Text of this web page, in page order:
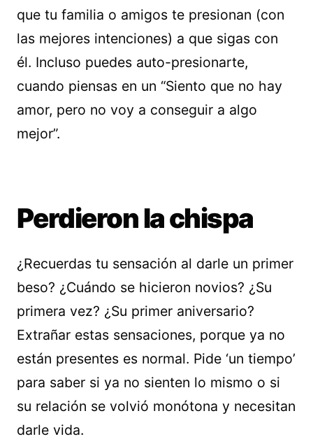
que tu familia o amigos te presionan (con
las mejores intenciones) a que sigas con
él. Incluso puedes auto-presionarte,
cuando piensas en un “Siento que no hay
amor, pero no voy a conseguir a algo
mejor”.
Perdieron la chispa
¿Recuerdas tu sensación al darle un primer
beso? ¿Cuándo se hicieron novios? ¿Su
primera vez? ¿Su primer aniversario?
Extrañar estas sensaciones, porque ya no
están presentes es normal. Pide ‘un tiempo’
para saber si ya no sienten lo mismo o si
su relación se volvió monótona y necesitan
darle vida.